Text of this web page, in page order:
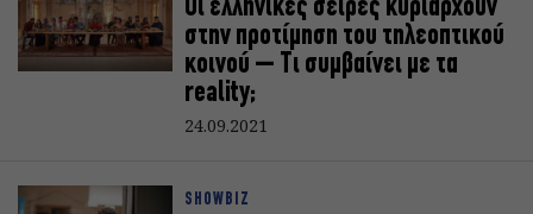
Οι ελληνικές σειρές κυριαρχούν
στην προτίμηση του τηλεοπτικού
κοινού – Τι συμβαίνει με τα
reality;
24.09.2021
SHOWBIZ